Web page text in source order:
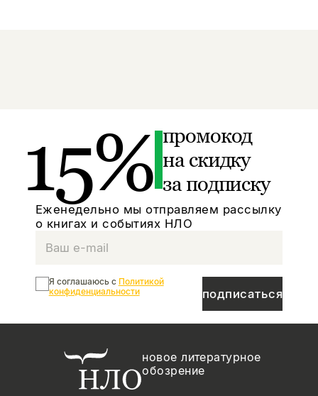
15% промокод
на скидку
за подписку
Еженедельно мы отправляем рассылку
о книгах и событиях НЛО
подписаться
Я соглашаюсь с Политикой
конфиденциальности
новое литературное
обозрение